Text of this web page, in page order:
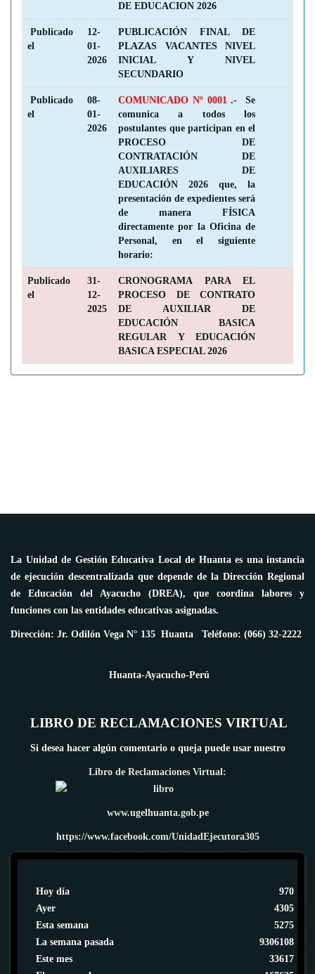
DE EDUCACION 2026
Publicado
el
12-
01-
2026
PUBLICACIÓN FINAL DE
PLAZAS VACANTES NIVEL
INICIAL Y NIVEL
SECUNDARIO
Publicado
el
08-
01-
2026
COMUNICADO Nº 0001 .- Se
comunica a todos los
postulantes que participan en el
PROCESO DE
CONTRATACIÓN DE
AUXILIARES DE
EDUCACIÓN 2026 que, la
presentación de expedientes será
de manera FÍSICA
directamente por la Oficina de
Personal, en el siguiente
horario:
Publicado
el
31-
12-
2025
CRONOGRAMA PARA EL
PROCESO DE CONTRATO
DE AUXILIAR DE
EDUCACIÓN BASICA
REGULAR Y EDUCACIÓN
BASICA ESPECIAL 2026
La Unidad de Gestión Educativa Local de Huanta es una instancia
de ejecución descentralizada que depende de la Dirección Regional
de Educación del Ayacucho (DREA), que coordina labores y
funciones con las entidades educativas asignadas.
Dirección: Jr. Odilón Vega N° 135 Huanta Teléfono: (066) 32-2222
Huanta-Ayacucho-Perú
LIBRO DE RECLAMACIONES VIRTUAL
Si desea hacer algún comentario o queja puede usar nuestro
Libro de Reclamaciones Virtual:
www.ugelhuanta.gob.pe
https://www.facebook.com/UnidadEjecutora305
Hoy día
Ayer
Esta semana
La semana pasada
Este mes
970
4305
5275
9306108
33617